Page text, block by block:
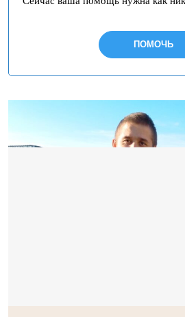
ПОМОЧЬ